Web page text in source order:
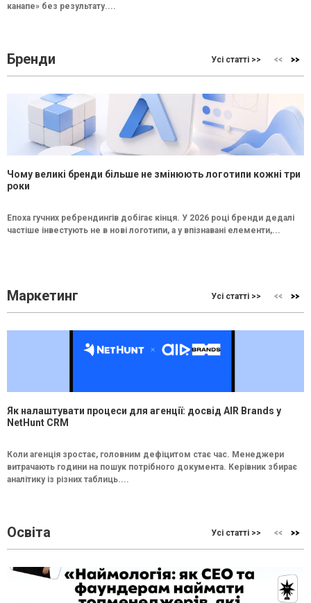
канапе» без результату....
Бренди Усі статті >>
Чому великі бренди більше не змінюють логотипи кожні три
роки
Епоха гучних ребрендингів добігає кінця. У 2026 році бренди дедалі
частіше інвестують не в нові логотипи, а у впізнавані елементи,...
Маркетинг Усі статті >>
Як налаштувати процеси для агенції: досвід AIR Brands у
NetHunt CRM
Коли агенція зростає, головним дефіцитом стає час. Менеджери
витрачають години на пошук потрібного документа. Керівник збирає
аналітику із різних таблиць....
Освіта Усі статті >>